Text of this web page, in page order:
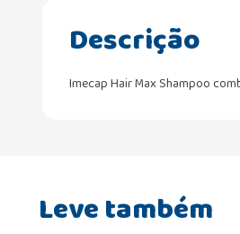
Descrição
Imecap Hair Max Shampoo
Leve também